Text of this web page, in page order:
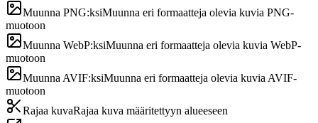
Muunna PNG:ksiMuunna eri formaatteja olevia kuvia PNG-
muotoon
Muunna WebP:ksiMuunna eri formaatteja olevia kuvia WebP-
muotoon
Muunna AVIF:ksiMuunna eri formaatteja olevia kuvia AVIF-
muotoon
Rajaa kuvaRajaa kuva määritettyyn alueeseen